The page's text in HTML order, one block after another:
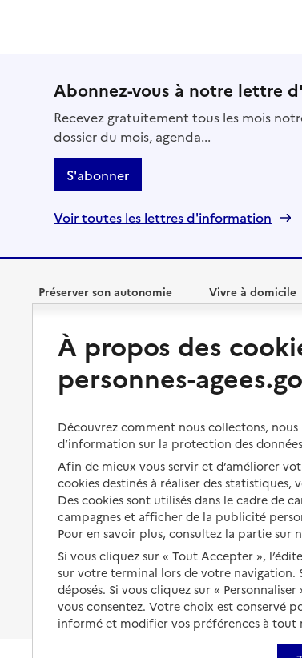
Abonnez-vous à notre lettre
Recevez gratuitement tous les mois
dossier du mois, agenda...
S'abonner
Voir toutes les lettres d'information
Préserver son autonomie
Perte d'autonomie : évaluation
et droits
Aménager son logement et
s'équiper
Préserver son autonomie et sa
santé
Organiser à l'avance sa propre
protection
Les mesures de protection
Les obligations de la famille
À qui s’adresser ?
Les politiques du grand âge
Vivre à domicile
Bénéficier d'aide à
Bénéficier de
Solutions d'accueil
Partager son
Vivre à domicile
maladie ou un
Être hospitalisé
Fin de vie à
À propos des
personnes-
Découvrez comment nous collectons,
d’information sur la protection des
Afin de mieux vous servir et d’améliorer
cookies destinés à réaliser des
Des cookies sont utilisés dans le cadre de
campagnes et afficher de la publicité
Pour en savoir plus, consultez la partie
Si vous cliquez sur « Tout Accepter »,
sur votre terminal lors de votre navigation.
déposés. Si vous cliquez sur «
vous consentez. Votre choix est conservé
informé et modifier vos préférences à tout